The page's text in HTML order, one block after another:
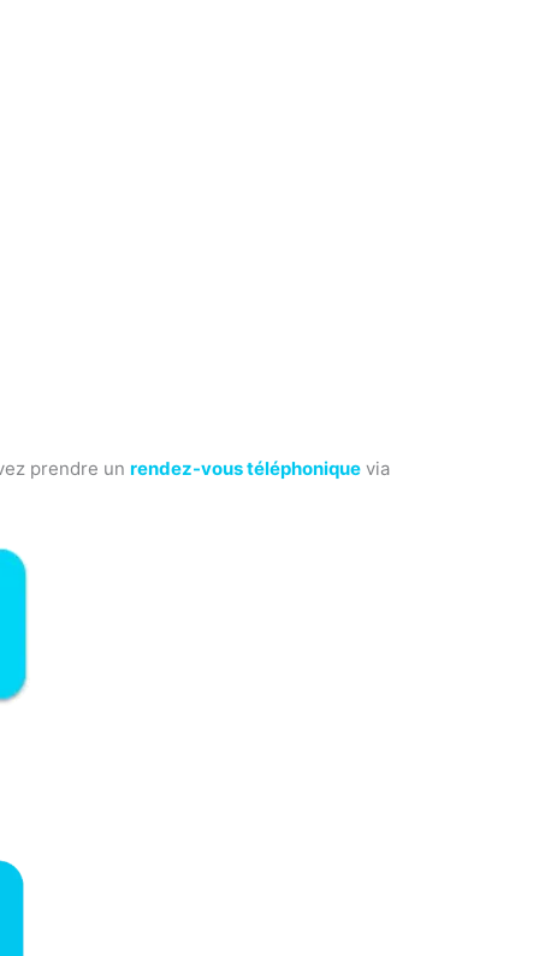
prendre unrendez-vous téléphonique via